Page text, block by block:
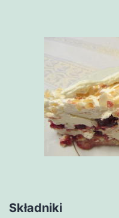
Składniki